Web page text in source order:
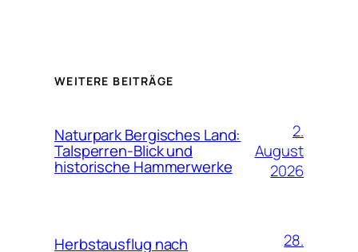
WEITERE BEITRÄGE
Naturpark Bergisches Land:
Talsperren-Blick und
historische Hammerwerke
2.
August
2026
Herbstausflug nach
28.